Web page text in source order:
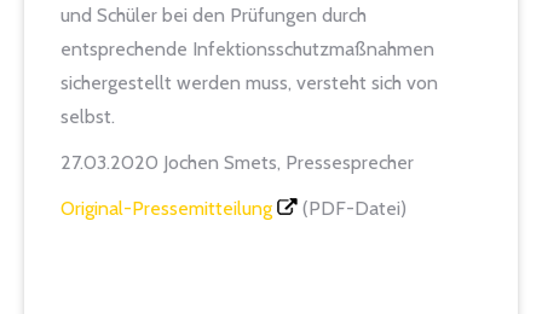
und Schüler bei den Prüfungen durch
entsprechende Infektionsschutzmaßnahmen
sichergestellt werden muss, versteht sich von
selbst.
27.03.2020 Jochen Smets, Pressesprecher
Original-Pressemitteilung
(PDF-Datei)